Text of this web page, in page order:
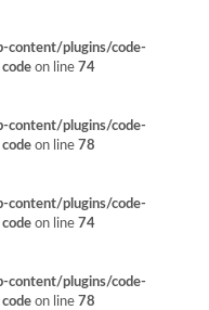
content/plugins/code-
on line 74
content/plugins/code-
on line 78
content/plugins/code-
on line 74
content/plugins/code-
on line 78